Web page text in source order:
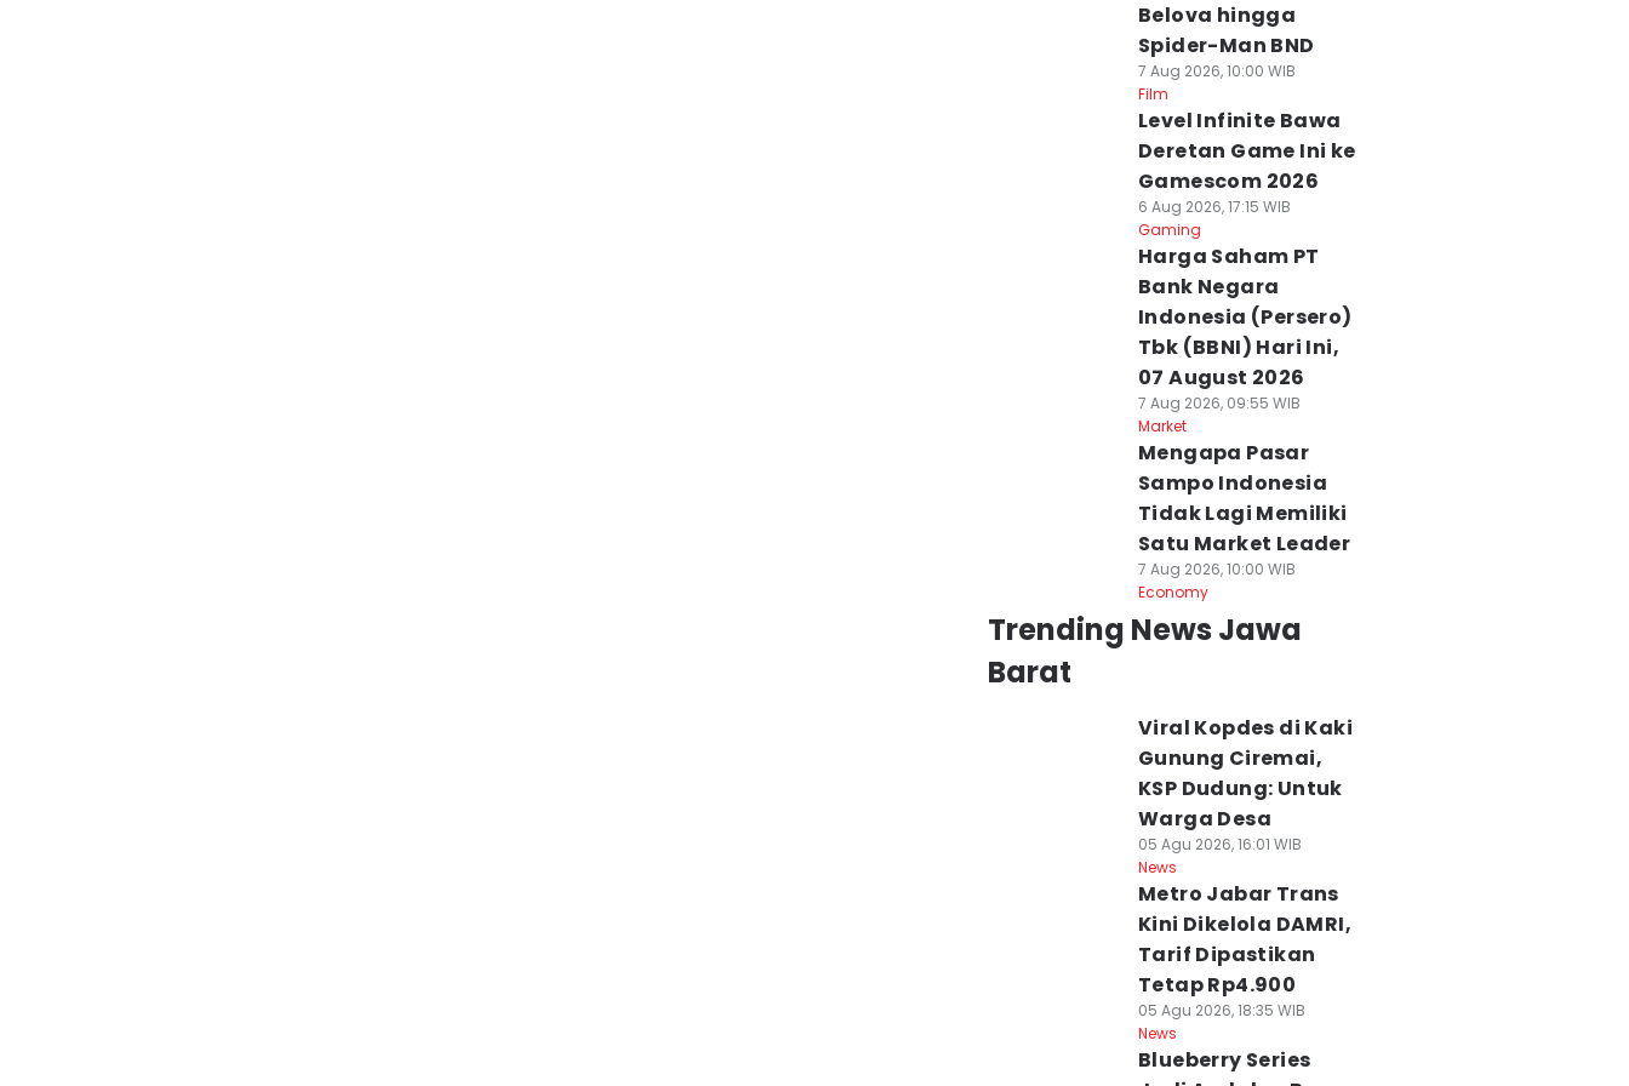
Belova hingga
Spider-Man BND
7 Aug 2026, 10:00 WIB
Film
Level Infinite Bawa
Deretan Game Ini ke
Gamescom 2026
6 Aug 2026, 17:15 WIB
Gaming
Harga Saham PT
Bank Negara
Indonesia (Persero)
Tbk (BBNI) Hari Ini,
07 August 2026
7 Aug 2026, 09:55 WIB
Market
Mengapa Pasar
Sampo Indonesia
Tidak Lagi Memiliki
Satu Market Leader
7 Aug 2026, 10:00 WIB
Economy
Trending News Jawa
Barat
Viral Kopdes di Kaki
Gunung Ciremai,
KSP Dudung: Untuk
Warga Desa
05 Agu 2026, 16:01 WIB
News
Metro Jabar Trans
Kini Dikelola DAMRI,
Tarif Dipastikan
Tetap Rp4.900
05 Agu 2026, 18:35 WIB
News
Blueberry Series